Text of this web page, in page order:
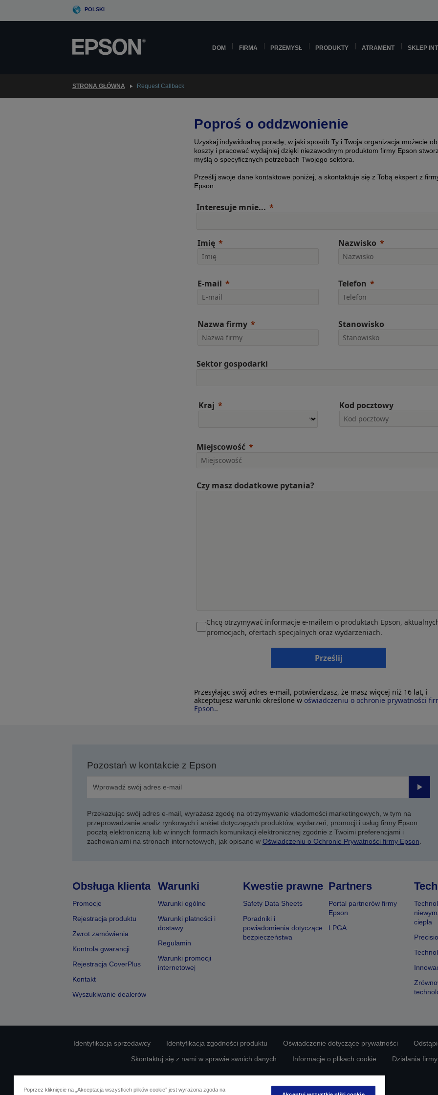
POLSKI
DOM FIRMA PRZEMYSŁ PRODUKTY ATRAMENT SKLEP
STRONA GŁÓWNA Request Callback
Poproś o oddzwonienie
Uzyskaj indywidualną poradę, w jaki sposób Ty i Twoja organizacja możecie
koszty i pracować wydajniej dzięki niezawodnym produktom firmy Epson
myślą o specyficznych potrzebach Twojego sektora.
Prześlij swoje dane kontaktowe poniżej, a skontaktuje się z Tobą ekspert z
Epson:
Interesuje mnie...
Imię Nazwisko
E-mail Telefon
Nazwa firmy Stanowisko
Sektor gospodarki
Kraj Kod pocztowy
Miejscowość
Czy masz dodatkowe pytania?
Chcę otrzymywać informacje e-mailem o produktach Epson,
promocjach, ofertach specjalnych oraz wydarzeniach.
Prześlij
Przesyłając swój adres e-mail, potwierdzasz, że masz więcej niż 16 lat, i
akceptujesz warunki określone w oświadczeniu o ochronie prywatności
Epson..
Pozostań w kontakcie z Epson
Przekazując swój adres e-mail, wyrażasz zgodę na otrzymywanie wiadomości marketingowych, w tym na
przeprowadzanie analiz rynkowych i ankiet dotyczących produktów, wydarzeń, promocji i usług firmy Epson
pocztą elektroniczną lub w innych formach komunikacji elektronicznej zgodnie z Twoimi preferencjami i
zachowaniami na stronach internetowych, jak opisano w Oświadczeniu o Ochronie Prywatności firmy Epson
Obsługa klienta
Promocje
Rejestracja produktu
Zwrot zamówienia
Kontrola gwarancji
Rejestracja CoverPlus
Kontakt
Wyszukiwanie dealerów
Warunki
Warunki ogólne
Warunki płatności i
dostawy
Regulamin
Warunki promocji
internetowej
Kwestie prawne
Safety Data Sheets
Poradniki i
powiadomienia dotyczące
bezpieczeństwa
Partners
Portal partnerów firmy
Epson
LPGA
ciepła
Identyfikacja sprzedawcy Identyfikacja zgodności produktu Oświadczenie dotyczące prywatności
Skontaktuj się z nami w sprawie swoich danych
Informacje o plikach cookie Działania
Poprzez kliknięcie na „Akceptacja wszystkich plików cookie” jest wyrażona zgoda na